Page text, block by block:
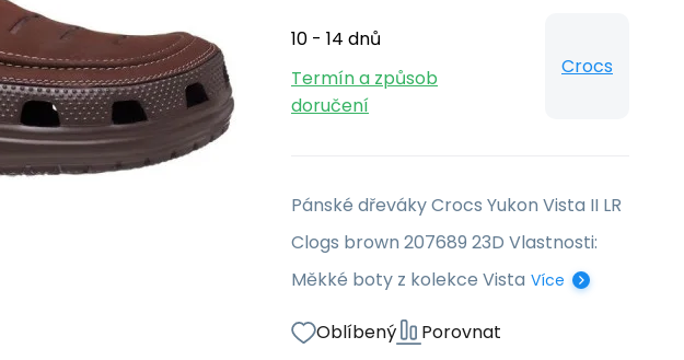
10 - 14 dnů
Termín a způsob
doručení
Crocs
Pánské dřeváky Crocs Yukon Vista II LR
Clogs brown 207689 23D Vlastnosti:
Měkké boty z kolekce Vista Více
Oblíbený Porovnat